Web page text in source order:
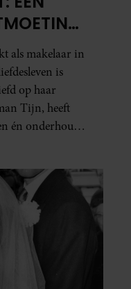
als makelaar in
is
op haar
Tijn, heeft
én onderhoudt
dagen